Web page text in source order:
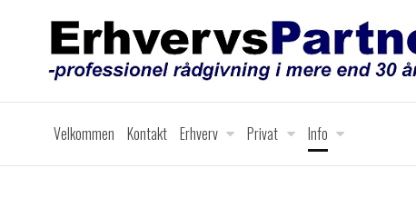
Velkommen Kontakt Erhverv Privat Info